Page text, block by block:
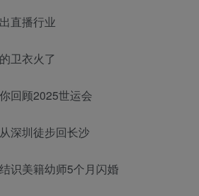
直播行业
卫衣火了
回顾2025世运会
深圳徒步回长沙
识美籍幼师5个月闪婚